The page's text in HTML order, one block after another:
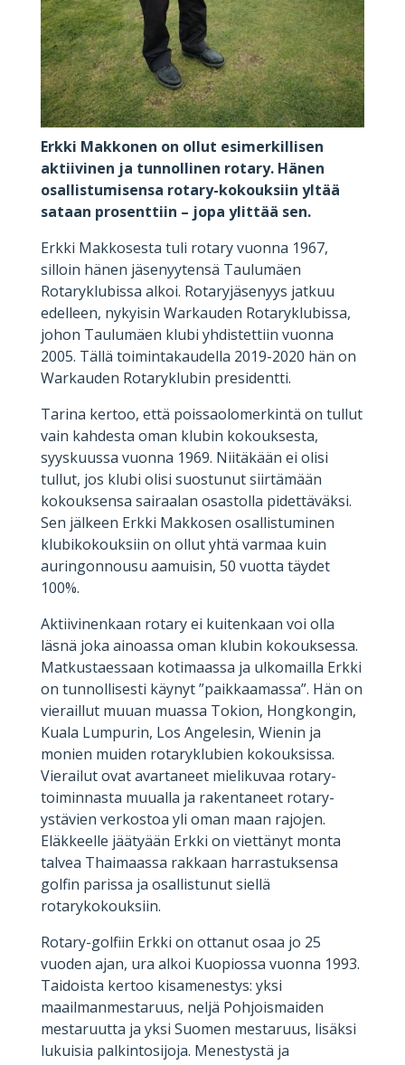
Erkki Makkonen on ollut esimerkillisen
aktiivinen ja tunnollinen rotary. Hänen
osallistumisensa rotary-kokouksiin yltää
sataan prosenttiin – jopa ylittää sen.
Erkki Makkosesta tuli rotary vuonna 1967,
silloin hänen jäsenyytensä Taulumäen
Rotaryklubissa alkoi. Rotaryjäsenyys jatkuu
edelleen, nykyisin Warkauden Rotaryklubissa,
johon Taulumäen klubi yhdistettiin vuonna
2005. Tällä toimintakaudella 2019-2020 hän on
Warkauden Rotaryklubin presidentti.
Tarina kertoo, että poissaolomerkintä on tullut
vain kahdesta oman klubin kokouksesta,
syyskuussa vuonna 1969. Niitäkään ei olisi
tullut, jos klubi olisi suostunut siirtämään
kokouksensa sairaalan osastolla pidettäväksi.
Sen jälkeen Erkki Makkosen osallistuminen
klubikokouksiin on ollut yhtä varmaa kuin
auringonnousu aamuisin, 50 vuotta täydet
100%.
Aktiivinenkaan rotary ei kuitenkaan voi olla
läsnä joka ainoassa oman klubin kokouksessa.
Matkustaessaan kotimaassa ja ulkomailla Erkki
on tunnollisesti käynyt ”paikkaamassa”. Hän on
vieraillut muuan muassa Tokion, Hongkongin,
Kuala Lumpurin, Los Angelesin, Wienin ja
monien muiden rotaryklubien kokouksissa.
Vierailut ovat avartaneet mielikuvaa rotary-
toiminnasta muualla ja rakentaneet rotary-
ystävien verkostoa yli oman maan rajojen.
Eläkkeelle jäätyään Erkki on viettänyt monta
talvea Thaimaassa rakkaan harrastuksensa
golfin parissa ja osallistunut siellä
rotarykokouksiin.
Rotary-golfiin Erkki on ottanut osaa jo 25
vuoden ajan, ura alkoi Kuopiossa vuonna 1993.
Taidoista kertoo kisamenestys: yksi
maailmanmestaruus, neljä Pohjoismaiden
mestaruutta ja yksi Suomen mestaruus, lisäksi
lukuisia palkintosijoja. Menestystä ja